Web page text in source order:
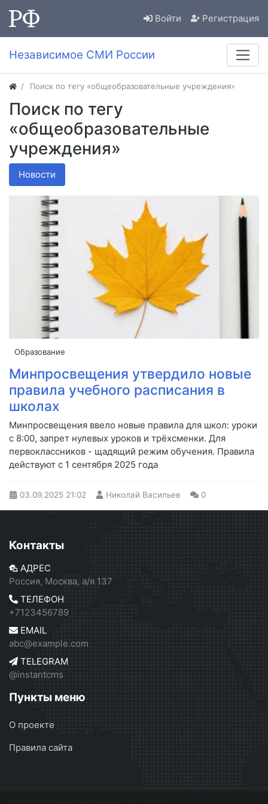
Войти Регистрация
Независимое СМИ России
Поиск по тегу «общеобразовательные учреждения»
Поиск по тегу
«общеобразовательные
учреждения»
Новости
Образование
Минпросвещения утвердило новые
правила учебного расписания в
школах
Минпросвещения ввело новые правила для школ: уроки
с 8:00, запрет нулевых уроков и трёхсменки. Для
первоклассников - щадящий режим обучения. Правила
действуют с 1 сентября 2025 года
03.09.2025 21:02 Николай Васильев 0
Контакты
АДРЕС
Россия, Москва, а/я 137
ТЕЛЕФОН
+7123456789
EMAIL
abc@example.com
TELEGRAM
@instantcms
Пункты меню
О проекте
Правила сайта